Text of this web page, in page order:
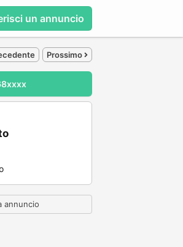
un annuncio
Prossimo
annuncio